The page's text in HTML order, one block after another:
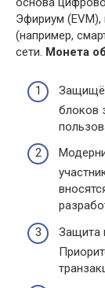
Эфириум
(например,
сети. Монета
блоков
Защита